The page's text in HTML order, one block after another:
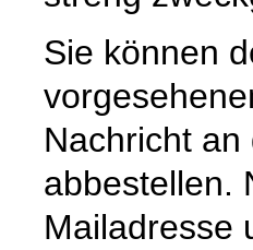
Sie können
Nachricht
abbestellen.
Mailadresse